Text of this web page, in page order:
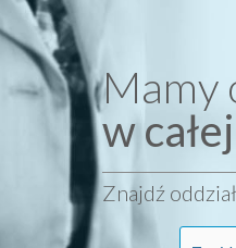
Mamy
w
Znajdź